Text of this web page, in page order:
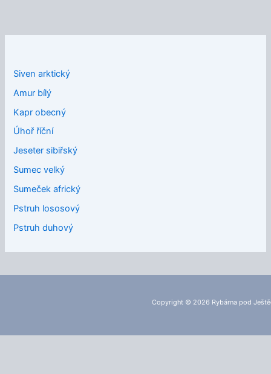
Siven arktický
Amur bílý
Kapr obecný
Úhoř říční
Jeseter sibiřský
Sumec velký
Sumeček africký
Pstruh lososový
Pstruh duhový
Copyright © 2026 Rybárna pod